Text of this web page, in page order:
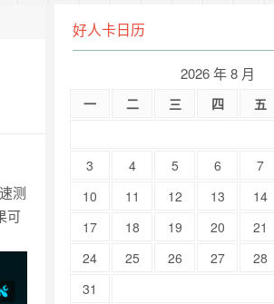
测
可
好人卡日历
2026 年 8 月
一 二 三 四 五
3
4 5 6 7
10
11 12 13 14
17
18 19 20 21
24
25 26 27 28
31